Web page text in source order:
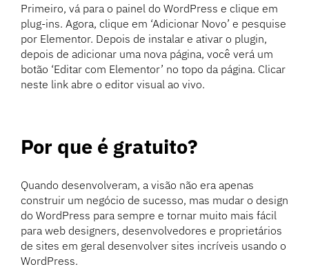
Primeiro, vá para o painel do WordPress e clique em
plug-ins. Agora, clique em ‘Adicionar Novo’ e pesquise
por Elementor. Depois de instalar e ativar o plugin,
depois de adicionar uma nova página, você verá um
botão ‘Editar com Elementor’ no topo da página. Clicar
neste link abre o editor visual ao vivo.
Por que é gratuito?
Quando desenvolveram, a visão não era apenas
construir um negócio de sucesso, mas mudar o design
do WordPress para sempre e tornar muito mais fácil
para web designers, desenvolvedores e proprietários
de sites em geral desenvolver sites incríveis usando o
WordPress.